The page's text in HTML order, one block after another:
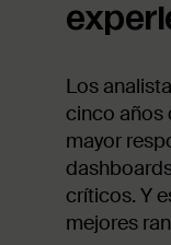
Los
cinco años
mayor
críticos. Y
mejores